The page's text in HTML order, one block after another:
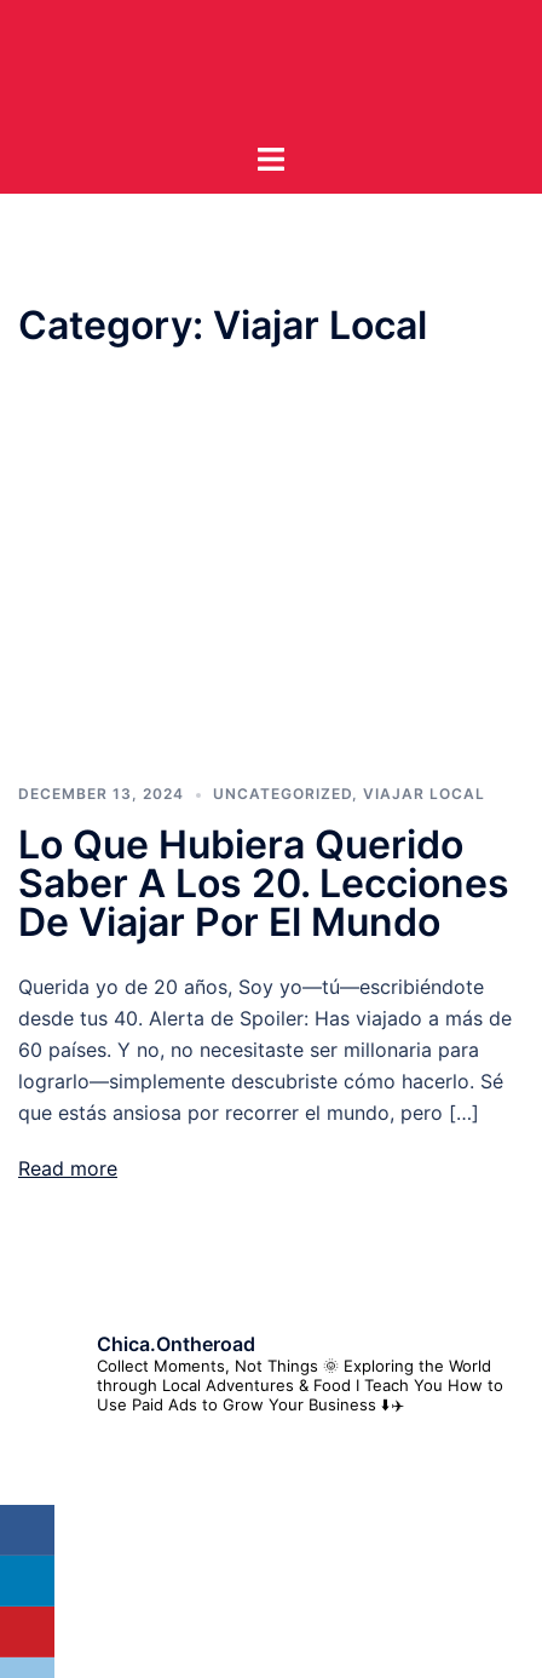
Toggle
Category: Viajar Local
DECEMBER 13, 2024 UNCATEGORIZED, VIAJAR LOCAL
Lo Que Hubiera Querido
Saber A Los 20. Lecciones
De Viajar Por El Mundo
Querida yo de 20 años, Soy yo—tú—escribiéndote
desde tus 40. Alerta de Spoiler: Has viajado a más de
60 países. Y no, no necesitaste ser millonaria para
lograrlo—simplemente descubriste cómo hacerlo. Sé
que estás ansiosa por recorrer el mundo, pero […]
Read more
Chica.ontheroad
Collect Moments, Not Things 🌞 Exploring the World
through Local Adventures & Food I Teach You How to
Use Paid Ads to Grow Your Business ⬇️✈️